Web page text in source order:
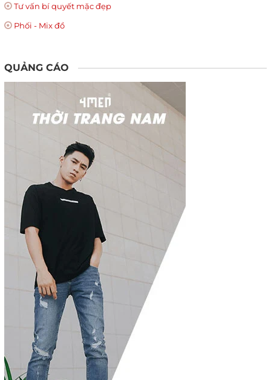
Tư vấn bí quyết mặc đẹp
Phối - Mix đồ
QUẢNG CÁO